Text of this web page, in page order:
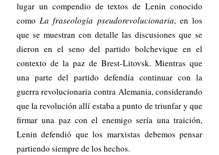
lugar un compendio de textos de Lenin conocido
como La fraseología pseudorevolucionaria, en los
que se muestran con detalle las discusiones que se
dieron en el seno del partido bolchevique en el
contexto de la paz de Brest-Litovsk. Mientras que
una parte del partido defendía continuar con la
guerra revolucionaria contra Alemania, considerando
que la revolución allí estaba a punto de triunfar y que
firmar una paz con el enemigo sería una traición,
Lenin defendió que los marxistas debemos pensar
partiendo siempre de los hechos.